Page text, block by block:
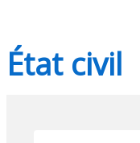
État civil